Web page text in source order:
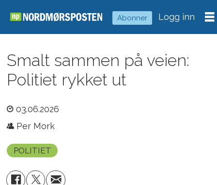
Abonner Logg inn
Smalt sammen på veien:
Politiet rykket ut
03.06.2026
Per Mork
POLITIET